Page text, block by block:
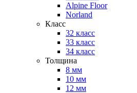
Alpine Floor
Norland
Класс
32 класс
33 класс
34 класс
Толщина
8 мм
10 мм
12 мм